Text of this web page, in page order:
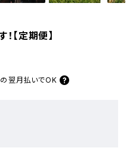
【定期便】
翌月払いでOK